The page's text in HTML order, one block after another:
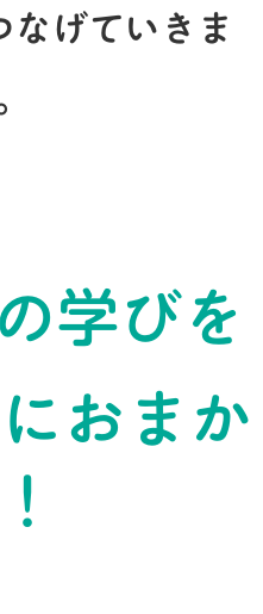
げていきま
学びを
おまか